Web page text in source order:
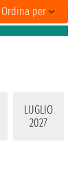
LUGLIO
2027
Ordina per